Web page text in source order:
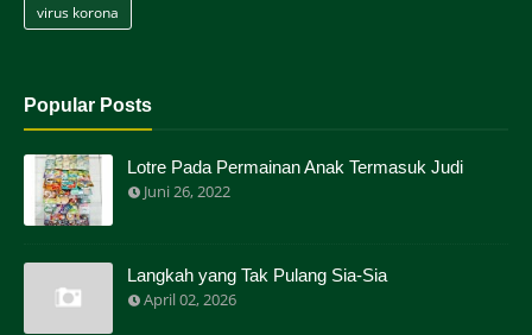
virus korona
Popular Posts
Lotre Pada Permainan Anak Termasuk Judi
Juni 26, 2022
Langkah yang Tak Pulang Sia-Sia
April 02, 2026